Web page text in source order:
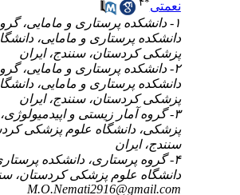
نعمتی
۱- دانشکده پرستاری و مامایی،
دانشکده پرستاری و مامایی،
پزشکی کردستان، سنندج، ایران
۲- دانشکده پرستاری و مامایی، گروه
دانشکده پرستاری و مامایی،
پزشکی کردستان، سنندج، ایران
۳- گروه آمار زیستی و اپیدمیولوژی،
پزشکی، دانشگاه علوم پزشکی
سنندج، ایران
۴- گروه پرستاری، دانشکده پرستاری
دانشگاه علوم پزشکی کردستان،
M.O.Nemati2916@gmail.com